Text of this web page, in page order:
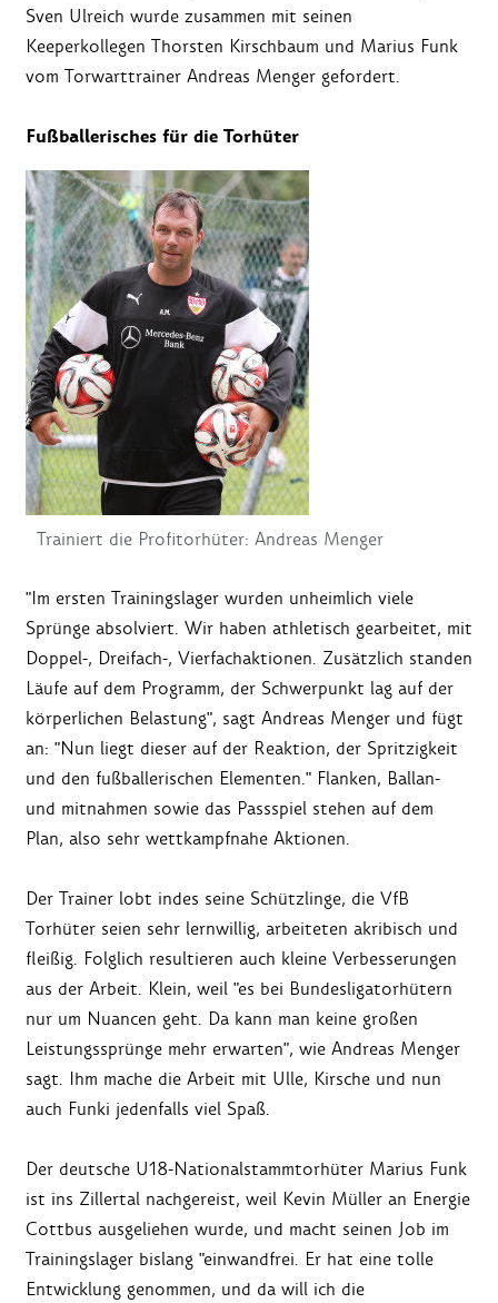
Sven Ulreich wurde zusammen mit seinen
Keeperkollegen Thorsten Kirschbaum und Marius Funk
vom Torwarttrainer Andreas Menger gefordert.
Fußballerisches für die Torhüter
Trainiert die Profitorhüter: Andreas Menger
"Im ersten Trainingslager wurden unheimlich viele
Sprünge absolviert. Wir haben athletisch gearbeitet, mit
Doppel-, Dreifach-, Vierfachaktionen. Zusätzlich standen
Läufe auf dem Programm, der Schwerpunkt lag auf der
körperlichen Belastung", sagt Andreas Menger und fügt
an: "Nun liegt dieser auf der Reaktion, der Spritzigkeit
und den fußballerischen Elementen." Flanken, Ballan-
und mitnahmen sowie das Passspiel stehen auf dem
Plan, also sehr wettkampfnahe Aktionen.
Der Trainer lobt indes seine Schützlinge, die VfB
Torhüter seien sehr lernwillig, arbeiteten akribisch und
fleißig. Folglich resultieren auch kleine Verbesserungen
aus der Arbeit. Klein, weil "es bei Bundesligatorhütern
nur um Nuancen geht. Da kann man keine großen
Leistungssprünge mehr erwarten", wie Andreas Menger
sagt. Ihm mache die Arbeit mit Ulle, Kirsche und nun
auch Funki jedenfalls viel Spaß.
Der deutsche U18-Nationalstammtorhüter Marius Funk
ist ins Zillertal nachgereist, weil Kevin Müller an Energie
Cottbus ausgeliehen wurde, und macht seinen Job im
Trainingslager bislang "einwandfrei. Er hat eine tolle
Entwicklung genommen, und da will ich die